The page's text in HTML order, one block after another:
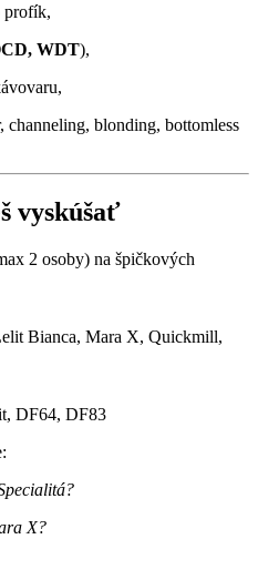
profík,
WDT),
channeling, blonding, bottomless
vyskúšať
2 osoby) na špičkových
Bianca, Mara X, Quickmill,
DF64, DF83
X?